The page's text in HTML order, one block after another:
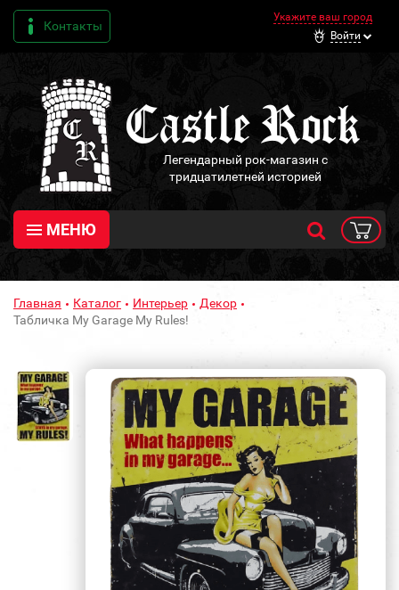
Контакты
Укажите ваш город
Войти
Легендарный рок-магазин с
тридцатилетней историей
МЕНЮ
Главная Каталог Интерьер
Декор
Табличка My Garage My Rules!